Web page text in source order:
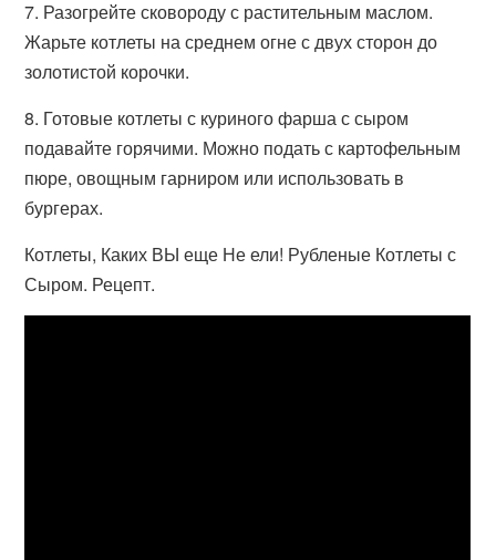
7. Разогрейте сковороду с растительным маслом.
Жарьте котлеты на среднем огне с двух сторон до
золотистой корочки.
8. Готовые котлеты с куриного фарша с сыром
подавайте горячими. Можно подать с картофельным
пюре, овощным гарниром или использовать в
бургерах.
Котлеты, Каких ВЫ еще Не ели! Рубленые Котлеты с
Сыром. Рецепт.